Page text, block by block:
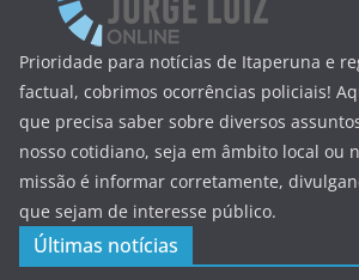
Prioridade para notícias de Itaperuna e
factual, cobrimos ocorrências policiais!
que precisa saber sobre diversos
nosso cotidiano, seja em âmbito local ou
missão é informar corretamente,
que sejam de interesse público.
Últimas notícias